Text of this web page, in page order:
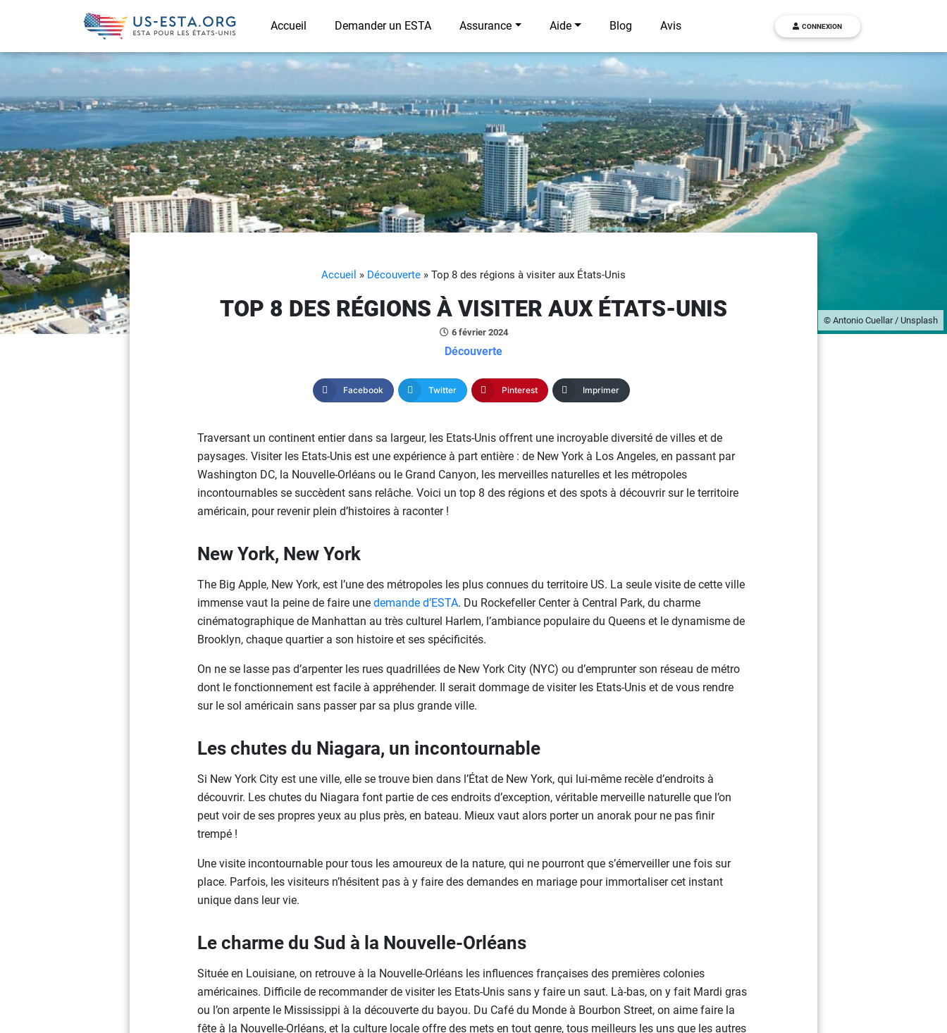
Accueil Demander un ESTA Assurance Aide Blog Avis CONNEXION
© Antonio Cuellar / Unsplash
Accueil » Découverte » Top 8 des régions à visiter aux États-Unis
TOP 8 DES RÉGIONS À VISITER AUX ÉTATS-UNIS
6 février 2024
Découverte
Facebook Twitter Pinterest Imprimer
Traversant un continent entier dans sa largeur, les Etats-Unis offrent une incroyable diversité de villes et de
paysages. Visiter les Etats-Unis est une expérience à part entière : de New York à Los Angeles, en passant par
Washington DC, la Nouvelle-Orléans ou le Grand Canyon, les merveilles naturelles et les métropoles
incontournables se succèdent sans relâche. Voici un top 8 des régions et des spots à découvrir sur le territoire
américain, pour revenir plein d’histoires à raconter !
New York, New York
The Big Apple, New York, est l’une des métropoles les plus connues du territoire US. La seule visite de cette ville
immense vaut la peine de faire une demande d’ESTA. Du Rockefeller Center à Central Park, du charme
cinématographique de Manhattan au très culturel Harlem, l’ambiance populaire du Queens et le dynamisme de
Brooklyn, chaque quartier a son histoire et ses spécificités.
On ne se lasse pas d’arpenter les rues quadrillées de New York City (NYC) ou d’emprunter son réseau de métro
dont le fonctionnement est facile à appréhender. Il serait dommage de visiter les Etats-Unis et de vous rendre
sur le sol américain sans passer par sa plus grande ville.
Les chutes du Niagara, un incontournable
Si New York City est une ville, elle se trouve bien dans l’État de New York, qui lui-même recèle d’endroits à
découvrir. Les chutes du Niagara font partie de ces endroits d’exception, véritable merveille naturelle que l’on
peut voir de ses propres yeux au plus près, en bateau. Mieux vaut alors porter un anorak pour ne pas finir
trempé !
Une visite incontournable pour tous les amoureux de la nature, qui ne pourront que s’émerveiller une fois sur
place. Parfois, les visiteurs n’hésitent pas à y faire des demandes en mariage pour immortaliser cet instant
unique dans leur vie.
Le charme du Sud à la Nouvelle-Orléans
Située en Louisiane, on retrouve à la Nouvelle-Orléans les influences françaises des premières colonies
américaines. Difficile de recommander de visiter les Etats-Unis sans y faire un saut. Là-bas, on y fait Mardi gras
ou l’on arpente le Mississippi à la découverte du bayou. Du Café du Monde à Bourbon Street, on aime faire la
fête à la Nouvelle-Orléans, et la culture locale offre des mets en tout genre, tous meilleurs les uns que les autres